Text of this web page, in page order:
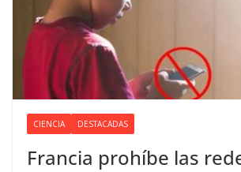
CIENCIA DESTACADAS
Francia prohíbe las